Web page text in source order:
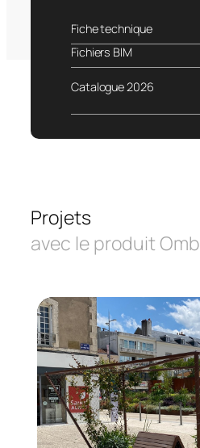
Fiche technique
Fichiers BIM
Catalogue 2026
Projets
avec le produit